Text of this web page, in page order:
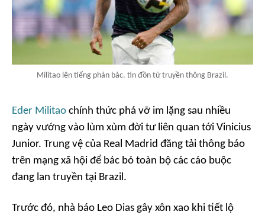
Militao lên tiếng phản bác. tin đồn từ truyền thông Brazil.
Eder Militao chính thức phá vỡ im lặng sau nhiều
ngày vướng vào lùm xùm đời tư liên quan tới Vinicius
Junior. Trung vệ của Real Madrid đăng tải thông báo
trên mạng xã hội để bác bỏ toàn bộ các cáo buộc
đang lan truyền tại Brazil.
Trước đó, nhà báo Leo Dias gây xôn xao khi tiết lộ